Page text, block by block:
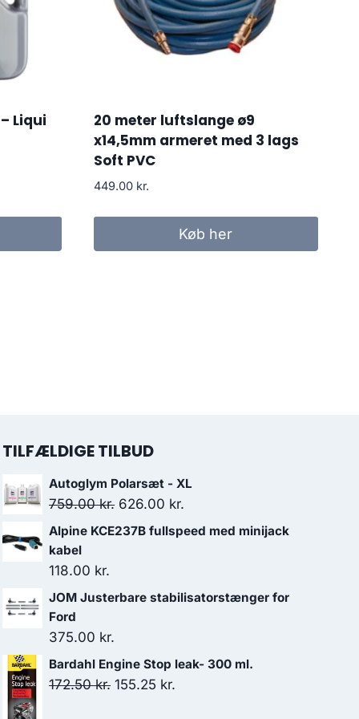
Liqui
20 meter luftslange ø9
x14,5mm armeret med 3 lags
Soft PVC
449.00 kr.
Køb her
TILFÆLDIGE TILBUD
Autoglym Polarsæt - XL
759.00kr. Den
oprindelige
759.00 kr..
626.00 kr.
aktuelle
626.00 kr..
Alpine KCE237B fullspeed med minijack
kabel
118.00 kr.
JOM Justerbare stabilisatorstænger for
Ford
375.00 kr.
Bardahl Engine Stop leak- 300 ml.
172.50kr. Den
155.25 kr.